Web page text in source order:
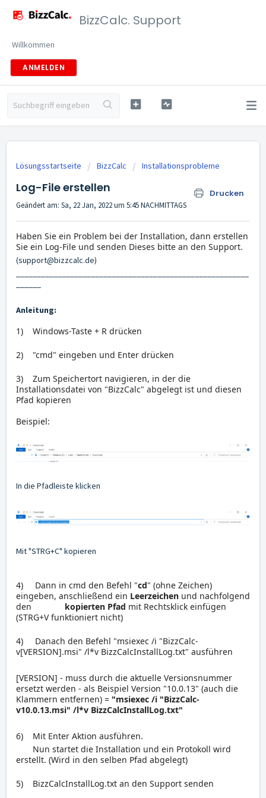
BizzCalc. Support
Willkommen
ANMELDEN
Lösungsstartseite BizzCalc Installationsprobleme
Log-File erstellen Drucken
Geändert am: Sa, 22 Jan, 2022 um 5:45 NACHMITTAGS
Haben Sie ein Problem bei der Installation, dann erstellen
Sie ein Log-File und senden Dieses bitte an den Support.
(support@bizzcalc.de)
Anleitung:
1) Windows-Taste + R drücken
2) "cmd" eingeben und Enter drücken
3) Zum Speichertort navigieren, in der die
Installationsdatei von "BizzCalc" abgelegt ist und diesen
Pfad kopieren
Beispiel:
In die Pfadleiste klicken
Mit "STRG+C" kopieren
4) Dann in cmd den Befehl "cd" (ohne Zeichen)
eingeben, anschließend ein Leerzeichen und nachfolgend
den kopierten Pfad mit Rechtsklick einfügen
(STRG+V funktioniert nicht)
4) Danach den Befehl "msiexec /i "BizzCalc-
v[VERSION].msi" /l*v BizzCalcInstallLog.txt" ausführen
[VERSION] - muss durch die aktuelle Versionsnummer
ersetzt werden - als Beispiel Version "10.0.13" (auch die
Klammern entfernen) = "msiexec /i "BizzCalc-
v10.0.13.msi" /l*v BizzCalcInstallLog.txt"
6) Mit Enter Aktion ausführen.
Nun startet die Installation und ein Protokoll wird
erstellt. (Wird in den selben Pfad abgelegt)
5) BizzCalcInstallLog.txt an den Support senden